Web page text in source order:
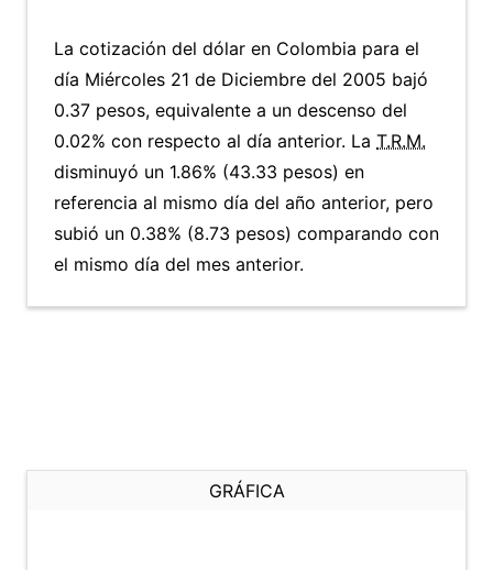
La cotización del dólar en Colombia para el
día Miércoles 21 de Diciembre del 2005 bajó
0.37 pesos, equivalente a un descenso del
0.02% con respecto al día anterior. La T.R.M.
disminuyó un 1.86% (43.33 pesos) en
referencia al mismo día del año anterior, pero
subió un 0.38% (8.73 pesos) comparando con
el mismo día del mes anterior.
GRÁFICA